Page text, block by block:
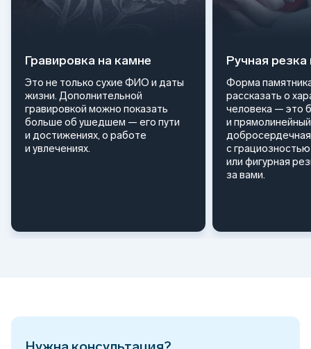
Гравировка на камне
Это не только сухие ФИО и даты
жизни. Дополнительной
гравировкой можно показать
больше об ушедшем — его пути
и достижениях, о работе
и увлечениях.
Ручная
Форма
рассказать о
человека — это
и
с
или фигурная
за вами.